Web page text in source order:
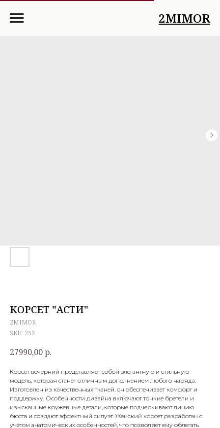
2MIMOR
КОРСЕТ "АСТИ"
2MIMOR
SKU: 253
27990,00р.
Корсет вечерний представляет собой элегантную и стильную
модель, которая станет отличным дополнением любого наряда.
Изготовлен из качественных тканей, он обеспечивает комфорт и
поддержку. Особенности дизайна включают тонкие бретели и
изысканные кружевные детали, которые подчеркивают линию
бюста и создают эффектный силуэт. Женский корсет разработан с
учётом анатомических особенностей, что позволяет ему облегать